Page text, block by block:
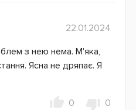
22.01.2024
з нею нема. М'яка,
Ясна не дряпає. Я
0 0